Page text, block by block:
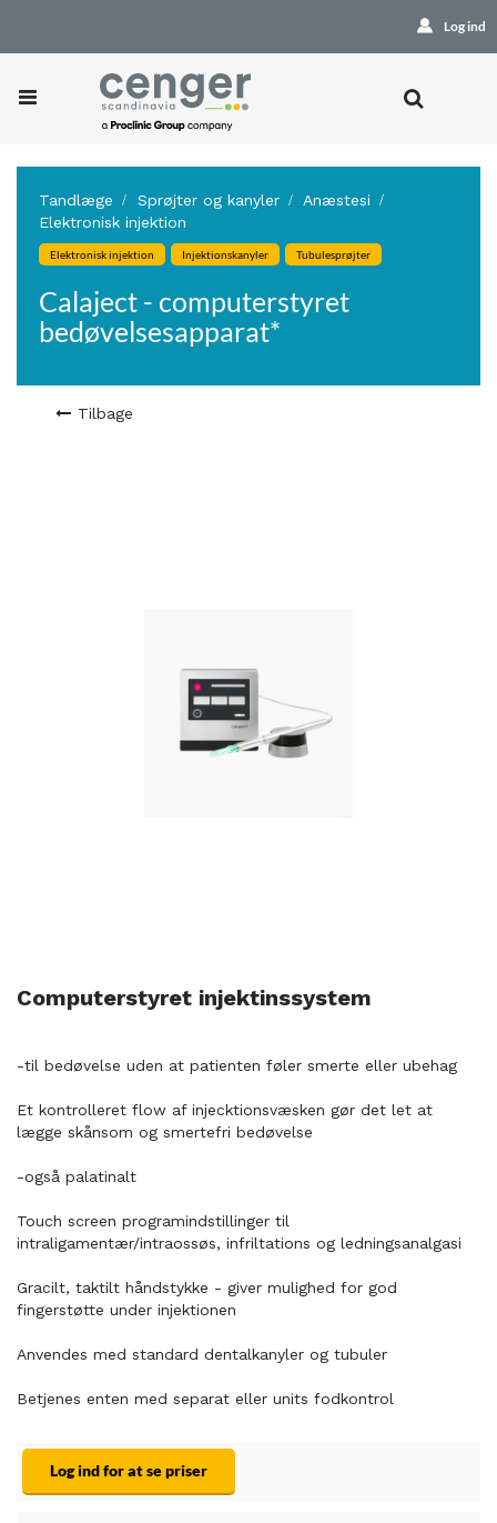
Log ind
Tandlæge Sprøjter og kanyler
Anæstesi
Elektronisk injektion
Elektronisk injektion Injektionskanyler Tubulesprøjter
Calaject - computerstyret
bedøvelsesapparat*
Tilbage
Computerstyret injektinssystem
-til bedøvelse uden at patienten føler smerte eller ubehag
Et kontrolleret flow af injecktionsvæsken gør det let at
lægge skånsom og smertefri bedøvelse
-også palatinalt
Touch screen programindstillinger til
intraligamentær/intraossøs, infriltations og ledningsanalgasi
Gracilt, taktilt håndstykke - giver mulighed for god
fingerstøtte under injektionen
Anvendes med standard dentalkanyler og tubuler
Betjenes enten med separat eller units fodkontrol
Log ind for at se priser